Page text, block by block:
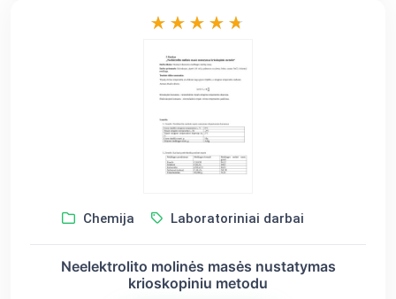
Chemija Laboratoriniai darbai
Neelektrolito molinės masės nustatymas
krioskopiniu metodu